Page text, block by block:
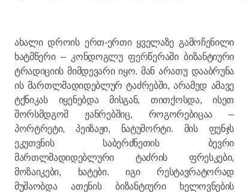
ახალი დროის ერთ-ერთი ყველაზე გამოჩენილი
ხატმწერი – კონდოგლუ ფერწერაში ბიზანტიური
ტრადიციის მიმდევარი იყო. მან არათუ დააბრუნა
ის მართლმადიდებლურ ტაძრებში, არამედ ამავე
ტქნიკას იყენებდა მისგან, თითქოსდა, ისეთ
შორსმდგომ ჟანრებშიც, როგორებიცაა –
პორტრეტი, პეიზაჟი, ნატუმორტი. მის ფუნჯს
ეკუთვნის საბერძნეთის ბევრი
მართლმადიდებლური ტაძრის ფრესკები,
მოზაიკები, ხატები. იგი რესტავრატორად
მუშაობდა ათენის ბიზანტიური ხელოვნების